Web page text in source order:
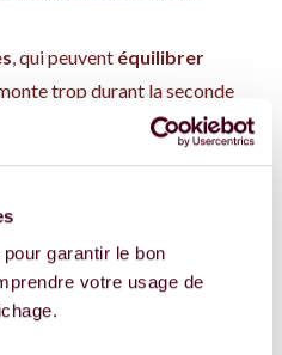
garantir le bon
votre usage de
, qui peuvent équilibrer
trop durant la seconde
hormonaleen fin de cycle et
séduit
cycling ?